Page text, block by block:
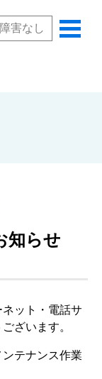
障害なし
知らせ
ット・電話サ
ざいます。
テナンス作業